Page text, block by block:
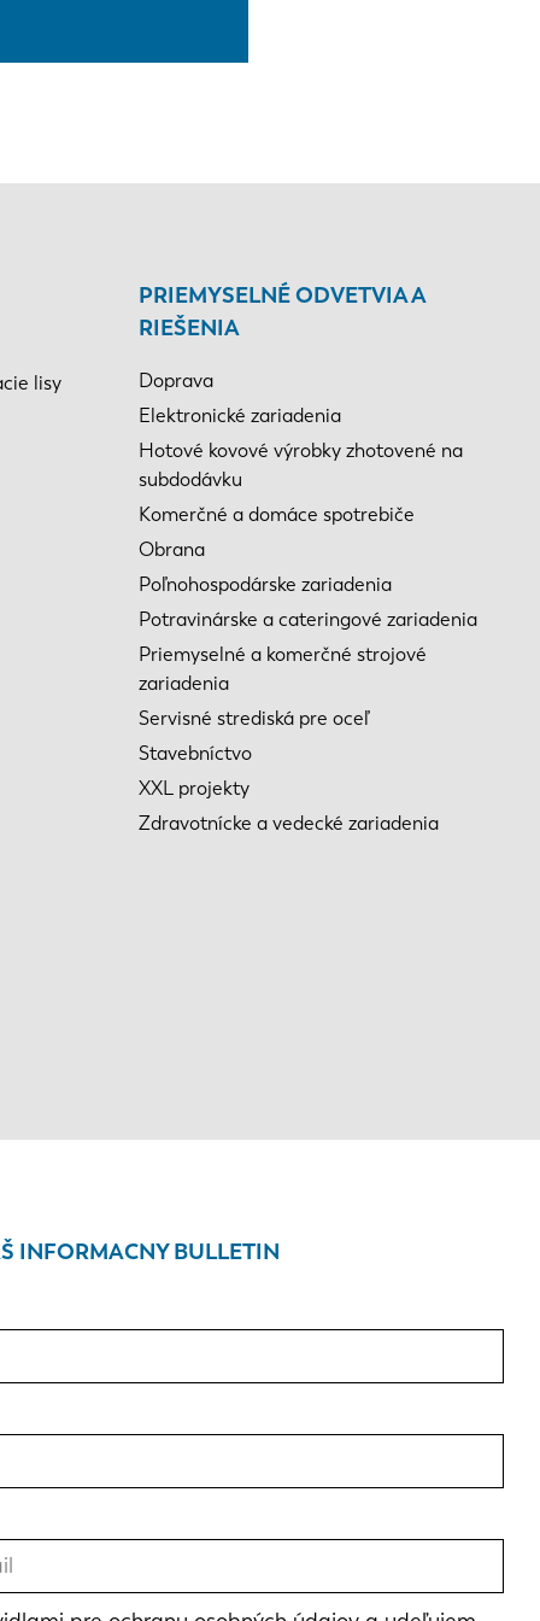
lisy
PRIEMYSELNÉ ODVETVIA A
RIEŠENIA
Doprava
Elektronické zariadenia
Hotové kovové výrobky zhotovené na
subdodávku
Komerčné a domáce spotrebiče
Obrana
Poľnohospodárske zariadenia
Potravinárske a cateringové zariadenia
Priemyselné a komerčné strojové
zariadenia
Servisné strediská pre oceľ
Stavebníctvo
XXL projekty
Zdravotnícke a vedecké zariadenia
INFORMACNY BULLETIN